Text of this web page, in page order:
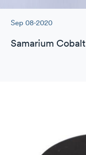
Sep 08-2020
Samarium Cobalt